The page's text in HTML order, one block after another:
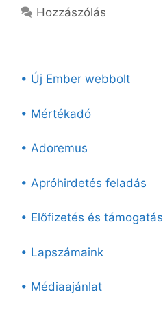
Hozzászólás
• Új Ember webbolt
• Mértékadó
• Adoremus
• Apróhirdetés feladás
• Előfizetés és támogatás
• Lapszámaink
• Médiaajánlat